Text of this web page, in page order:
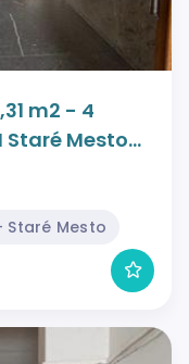
m2 - 4
Mesto
Mesto